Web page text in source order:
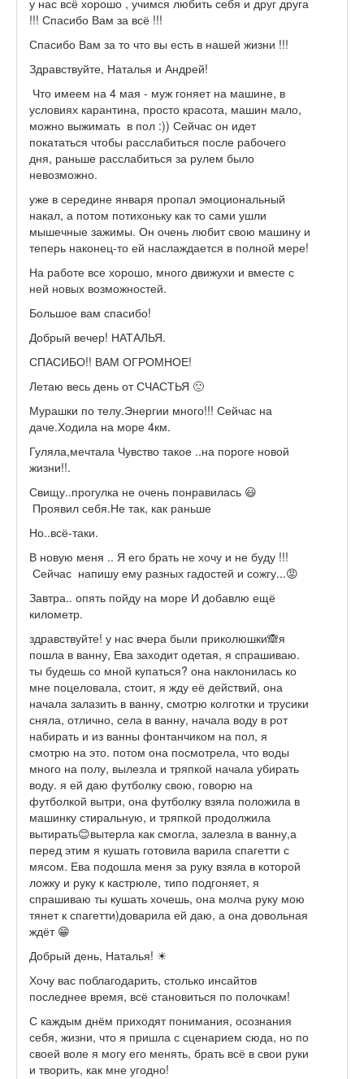
у нас всё хорошо , учимся любить себя и друг друга
!!! Спасибо Вам за всё !!!
Спасибо Вам за то что вы есть в нашей жизни !!!
Здравствуйте, Наталья и Андрей!
Что имеем на 4 мая - муж гоняет на машине, в
условиях карантина, просто красота, машин мало,
можно выжимать в пол :)) Сейчас он идет
покататься чтобы расслабиться после рабочего
дня, раньше расслабиться за рулем было
невозможно.
уже в середине января пропал эмоциональный
накал, а потом потихоньку как то сами ушли
мышечные зажимы. Он очень любит свою машину и
теперь наконец-то ей наслаждается в полной мере!
На работе все хорошо, много движухи и вместе с
ней новых возможностей.
Большое вам спасибо!
Добрый вечер! НАТАЛЬЯ.
СПАСИБО!! ВАМ ОГРОМНОЕ!
Летаю весь день от СЧАСТЬЯ 🙂
Мурашки по телу.Энергии много!!! Сейчас на
даче.Ходила на море 4км.
Гуляла,мечтала Чувство такое ..на пороге новой
жизни!!.
Свищу..прогулка не очень понравилась 😃
Проявил себя.Не так, как раньше
Но..всё-таки.
В новую меня .. Я его брать не хочу и не буду !!!
Сейчас напишу ему разных гадостей и сожгу...😡
Завтра.. опять пойду на море И добавлю ещё
километр.
здравствуйте! у нас вчера были приколюшки🙈я
пошла в ванну, Ева заходит одетая, я спрашиваю.
ты будешь со мной купаться? она наклонилась ко
мне поцеловала, стоит, я жду её действий, она
начала залазить в ванну, смотрю колготки и трусики
сняла, отлично, села в ванну, начала воду в рот
набирать и из ванны фонтанчиком на пол, я
смотрю на это. потом она посмотрела, что воды
много на полу, вылезла и тряпкой начала убирать
воду. я ей даю футболку свою, говорю на
футболкой вытри, она футболку взяла положила в
машинку стиральную, и тряпкой продолжила
вытирать😊вытерла как смогла, залезла в ванну,а
перед этим я кушать готовила варила спагетти с
мясом. Ева подошла меня за руку взяла в которой
ложку и руку к кастрюле, типо подгоняет, я
спрашиваю ты кушать хочешь, она молча руку мою
тянет к спагетти)доварила ей даю, а она довольная
ждёт 😁
Добрый день, Наталья! ☀
Хочу вас поблагодарить, столько инсайтов
последнее время, всё становиться по полочкам!
С каждым днём приходят понимания, осознания
себя, жизни, что я пришла с сценарием сюда, но по
своей воле я могу его менять, брать всё в свои руки
и творить, как мне угодно!